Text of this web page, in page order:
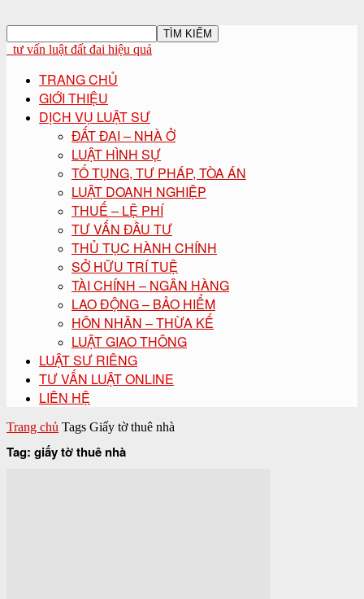
tư vấn luật đất đai hiệu quả
TRANG CHỦ
GIỚI THIỆU
DỊCH VỤ LUẬT SƯ
ĐẤT ĐAI – NHÀ Ở
LUẬT HÌNH SỰ
TỐ TỤNG, TƯ PHÁP, TÒA ÁN
LUẬT DOANH NGHIỆP
THUẾ – LỆ PHÍ
TƯ VẤN ĐẦU TƯ
THỦ TỤC HÀNH CHÍNH
SỞ HỮU TRÍ TUỆ
TÀI CHÍNH – NGÂN HÀNG
LAO ĐỘNG – BẢO HIỂM
HÔN NHÂN – THỪA KẾ
LUẬT GIAO THÔNG
LUẬT SƯ RIÊNG
TƯ VẤN LUẬT ONLINE
LIÊN HỆ
Trang chủ Tags Giấy tờ thuê nhà
Tag: giấy tờ thuê nhà